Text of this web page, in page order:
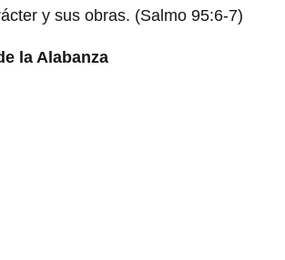
y sus obras. (Salmo 95:6-7)
la Alabanza